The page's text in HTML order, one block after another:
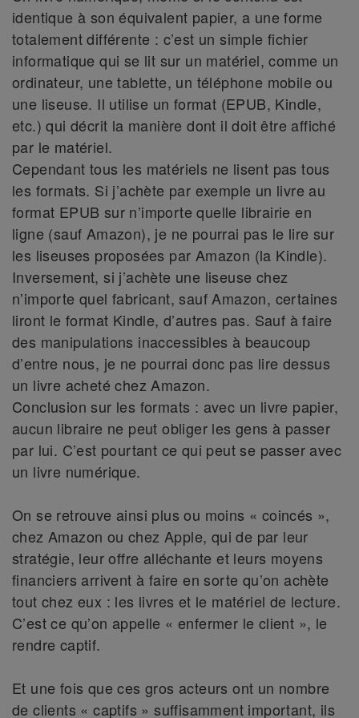
identique à son équivalent papier, a une forme
totalement différente : c’est un simple fichier
informatique qui se lit sur un matériel, comme un
ordinateur, une tablette, un téléphone mobile ou
une liseuse. Il utilise un format (EPUB, Kindle,
etc.) qui décrit la manière dont il doit être affiché
par le matériel.
Cependant tous les matériels ne lisent pas tous
les formats. Si j’achète par exemple un livre au
format EPUB sur n’importe quelle librairie en
ligne (sauf Amazon), je ne pourrai pas le lire sur
les liseuses proposées par Amazon (la Kindle).
Inversement, si j’achète une liseuse chez
n’importe quel fabricant, sauf Amazon, certaines
liront le format Kindle, d’autres pas. Sauf à faire
des manipulations inaccessibles à beaucoup
d’entre nous, je ne pourrai donc pas lire dessus
un livre acheté chez Amazon.
Conclusion sur les formats : avec un livre papier,
aucun libraire ne peut obliger les gens à passer
par lui. C’est pourtant ce qui peut se passer avec
un livre numérique.
On se retrouve ainsi plus ou moins « coincés »,
chez Amazon ou chez Apple, qui de par leur
stratégie, leur offre alléchante et leurs moyens
financiers arrivent à faire en sorte qu’on achète
tout chez eux : les livres et le matériel de lecture.
C’est ce qu’on appelle « enfermer le client », le
rendre captif.
Et une fois que ces gros acteurs ont un nombre
de clients « captifs » suffisamment important, ils